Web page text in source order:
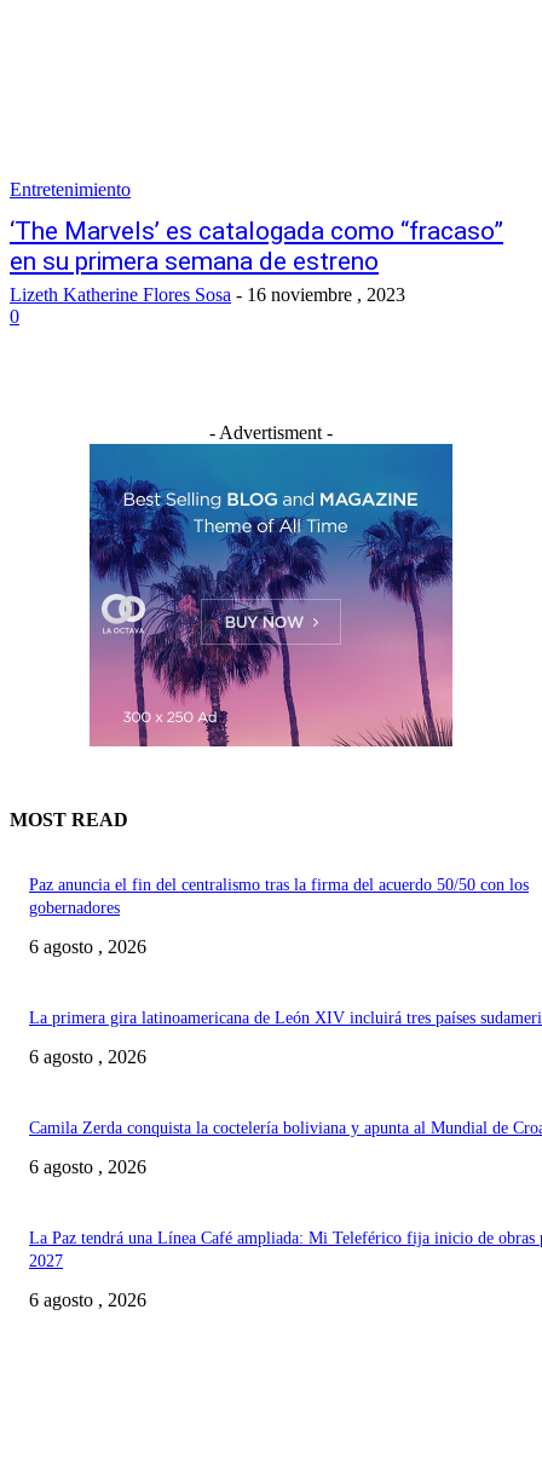
Entretenimiento
‘The Marvels’ es catalogada como “fracaso”
en su primera semana de estreno
Lizeth Katherine Flores Sosa - 16 noviembre , 2023
0
- Advertisment -
MOST READ
Paz anuncia el fin del centralismo tras la firma del acuerdo 50/50 con los
gobernadores
6 agosto , 2026
La primera gira latinoamericana de León XIV incluirá tres países
6 agosto , 2026
Camila Zerda conquista la coctelería boliviana y apunta al Mundial de
6 agosto , 2026
La Paz tendrá una Línea Café ampliada: Mi Teleférico fija inicio de obras
2027
6 agosto , 2026